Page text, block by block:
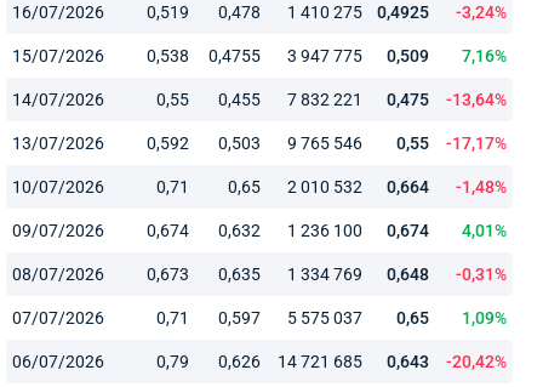
16/07/2026 0,519 0,478 1 410 275 0,4925 -3,24%
15/07/2026 0,538 0,4755 3 947 775 0,509 7,16%
14/07/2026 0,55 0,455 7 832 221 0,475 -13,64%
13/07/2026 0,592 0,503 9 765 546 0,55 -17,17%
10/07/2026 0,71 0,65 2 010 532 0,664 -1,48%
09/07/2026 0,674 0,632 1 236 100 0,674 4,01%
08/07/2026 0,673 0,635 1 334 769 0,648 -0,31%
07/07/2026 0,71 0,597 5 575 037 0,65 1,09%
06/07/2026 0,79 0,626 14 721 685 0,643 -20,42%